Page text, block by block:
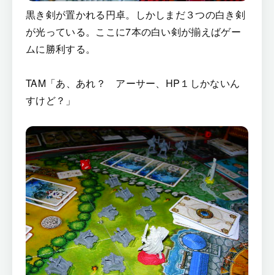
黒き剣が置かれる円卓。しかしまだ３つの白き剣
が光っている。ここに7本の白い剣が揃えばゲー
ムに勝利する。
TAM「あ、あれ？ アーサー、HP１しかないん
すけど？」